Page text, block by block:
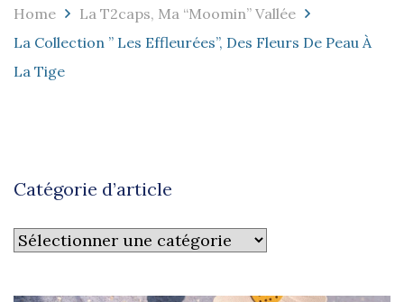
FAQ
Home
La T2caps, Ma “moomin” Vallée
La Collection ” Les Effleurées”, Des Fleurs De Peau À
La Tige
Catégorie d’article
Catégorie